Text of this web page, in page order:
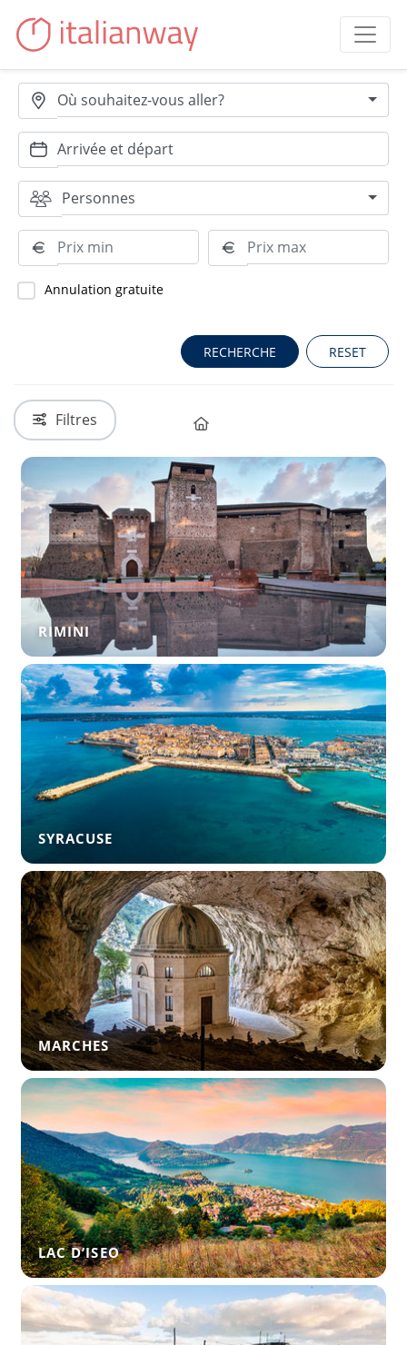
Où souhaitez-vous aller?
Personnes
Annulation gratuite
RESET
Filtres
RIMINI
SYRACUSE
MARCHES
LAC D’ISEO